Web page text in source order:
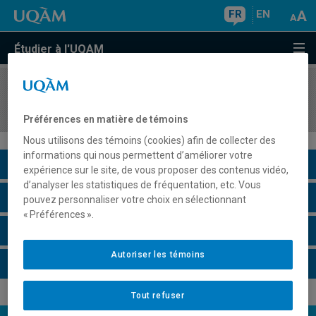
FR EN
Étudier à l'UQAM
COURS//
Description du cours
Horaire - Été 2026
Préférences en matière de témoins
Nous utilisons des témoins (cookies) afin de collecter des
informations qui nous permettent d’améliorer votre
expérience sur le site, de vous proposer des contenus vidéo,
d’analyser les statistiques de fréquentation, etc. Vous
pouvez personnaliser votre choix en sélectionnant
« Préférences ».
Tout refuser
Autoriser les témoins